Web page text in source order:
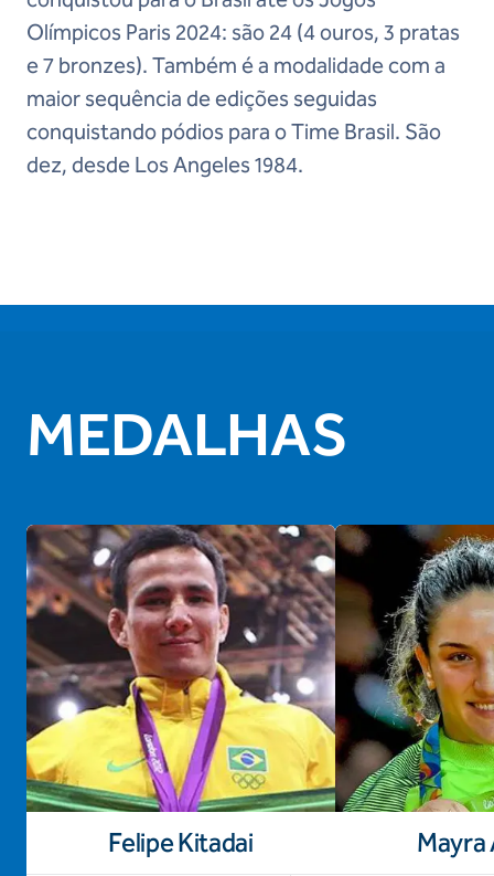
Olímpicos Paris 2024: são 24 (4 ouros, 3 pratas
e 7 bronzes). Também é a modalidade com a
maior sequência de edições seguidas
conquistando pódios para o Time Brasil. São
dez, desde Los Angeles 1984.
MEDALHAS
Felipe Kitadai Mayra